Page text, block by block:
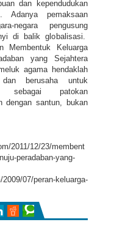
dan kependudukan
Adanya pemaksaan
negara pengusung
di balik globalisasi.
Membentuk Keluarga
yang Sejahtera
agama hendaklah
dan berusaha untuk
sebagai patokan
dengan santun, bukan
2011/12/23/membent
peradaban-yang-
07/peran-keluarga-